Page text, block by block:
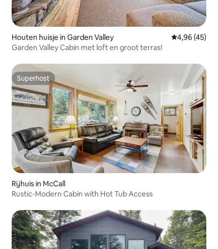
Houten huisje in Garden Valley Gemiddelde
4,96 (45)
Garden Valley Cabin met loft en groot terras!
Superhost
Superhost
Rijhuis in McCall
Rustic-Modern Cabin with Hot Tub Access